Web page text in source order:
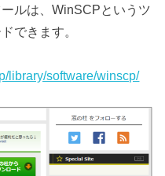
ルは、WinSCPというツ
できます。
library/software/winscp/